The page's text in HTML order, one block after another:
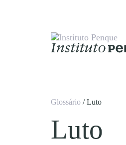
navigation
Glossário / Luto
Luto